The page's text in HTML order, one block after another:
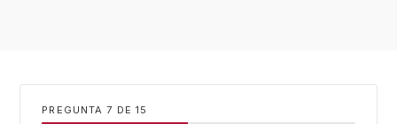
PREGUNTA DE 15